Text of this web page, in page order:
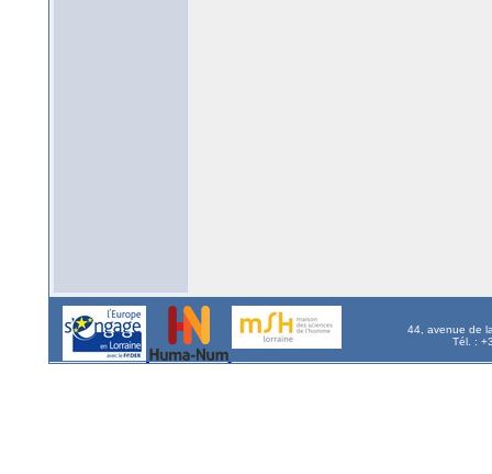
44, avenue de
Tél. :